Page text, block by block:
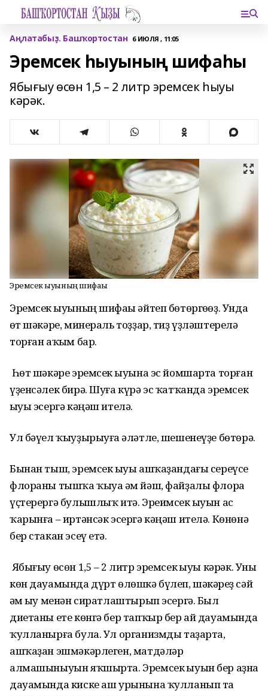
Аңлатабыҙ. Башҡортостан 6 ИЮЛЯ , 11:05
Эремсек һыуының шифаһы
Ябығыу өсөн 1,5 – 2 литр эремсек һыуы
кәрәк.
Эремсек һыуының шифаһы
Эремсек һыуының шифаһы әйтеп бөтөргөһөҙ. Унда
һөт шәкәре, минераль тоҙҙар, тиҙ үҙләштерелә
торған аҡһым бар.
Һөт шәкәре эремсек һыуына эс йомшарта торған
үҙенсәлек бирә. Шуға күрә эс ҡатҡанда эремсек
һыуы эсергә кәңәш ителә.
Ул бәүел ҡыуҙырыуға һәләтле, шешенеүҙе бөтөрә.
Бынан тыш, эремсек һыуы ашҡаҙандағы сереүсе
флораны тышҡа ҡыуа һәм йәш, файҙалы флора
үҫтерергә булышлыҡ итә. Эреимсек һыуын ас
ҡарынға – иртәнсәк эсергә кәңәш ителә. Көнөнә
бер стакан эсеү етә.
Ябығыу өсөн 1,5 – 2 литр эремсек һыуы кәрәк. Уны
көн дауамында дүрт өлөшкә бүлеп, шәкәрһеҙ сәй
һәм һыу менән сиратлаштырып эсергә. Был
диетаны ете көнгә бер тапҡыр бер ай дауамында
ҡулланырға була. Ул организмды таҙарта,
ашҡаҙан эшмәкәрлеген, матдәләр
алмашыныуын яҡшырта. Эремсек һыуын бер аҙна
дауамында киске аш урынына ҡулланып та